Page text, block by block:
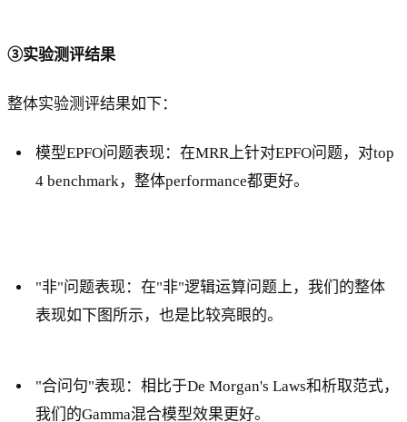
③实验测评结果
整体实验测评结果如下：
模型EPFO问题表现：在MRR上针对EPFO问题，对top
4 benchmark，整体performance都更好。
"非"问题表现：在"非"逻辑运算问题上，我们的整体
表现如下图所示，也是比较亮眼的。
"合问句"表现：相比于De Morgan's Laws和析取范式，
我们的Gamma混合模型效果更好。